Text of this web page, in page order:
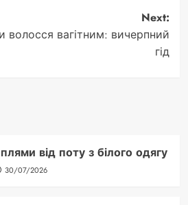
Next:
вагітним: вичерпний
гід
від поту з білого одягу
30/07/2026